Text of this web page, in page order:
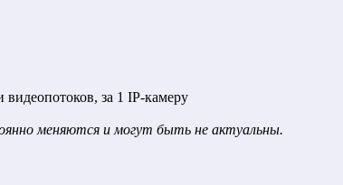
за 1 IP-камеру
меняются и могут быть не актуальны.